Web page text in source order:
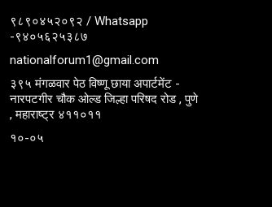
९८९०४५२०९२ / Whatsapp
-९४०५६२५३८७
nationalforum1@gmail.com
३९५ मंगळवार पेठ विष्णू छाया अपार्टमेंट -
नारपटगीर चौक ओल्ड जिल्हा परिषद रोड , पुणे
, महाराष्ट्र ४११०११
१०-०५